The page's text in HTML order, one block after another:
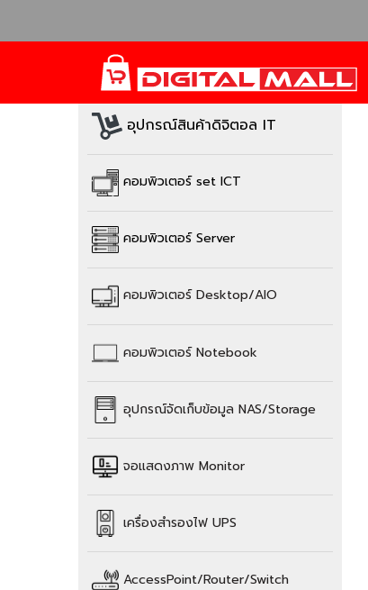
อุปกรณ์สินค้าดิจิตอล IT
คอมพิวเตอร์ set ICT
คอมพิวเตอร์ Server
คอมพิวเตอร์Desktop/AIO
คอมพิวเตอร์Notebook
อุปกรณ์จัดเก็บข้อมูล NAS/Storage
จอแสดงภาพ Monitor
เครื่องสำรองไฟ UPS
AccessPoint/Router/Switch